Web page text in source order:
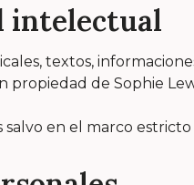
intelectual
textos,
de Sophie
en el marco